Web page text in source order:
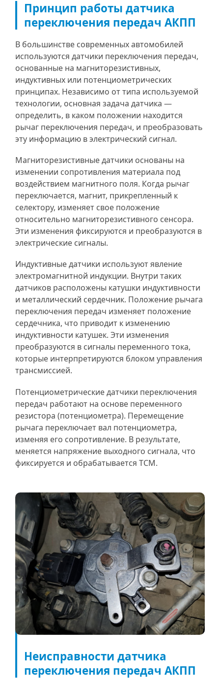
Принцип работы датчика
переключения передач АКПП
В большинстве современных автомобилей
используются датчики переключения передач,
основанные на магниторезистивных,
индуктивных или потенциометрических
принципах. Независимо от типа используемой
технологии, основная задача датчика —
определить, в каком положении находится
рычаг переключения передач, и преобразовать
эту информацию в электрический сигнал.
Магниторезистивные датчики основаны на
изменении сопротивления материала под
воздействием магнитного поля. Когда рычаг
переключается, магнит, прикрепленный к
селектору, изменяет свое положение
относительно магниторезистивного сенсора.
Эти изменения фиксируются и преобразуются в
электрические сигналы.
Индуктивные датчики используют явление
электромагнитной индукции. Внутри таких
датчиков расположены катушки индуктивности
и металлический сердечник. Положение рычага
переключения передач изменяет положение
сердечника, что приводит к изменению
индуктивности катушек. Эти изменения
преобразуются в сигналы переменного тока,
которые интерпретируются блоком управления
трансмиссией.
Потенциометрические датчики переключения
передач работают на основе переменного
резистора (потенциометра). Перемещение
рычага переключает вал потенциометра,
изменяя его сопротивление. В результате,
меняется напряжение выходного сигнала, что
фиксируется и обрабатывается TCM.
Неисправности датчика
переключения передач АКПП